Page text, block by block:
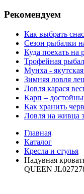
Рекомендуем
Как выбрать
Сезон рыбалки
Куда поехать на
Трофейная
Мунха -
Зимняя ловля
Ловля карася
Карп –
Как хранить
Ловля на живца
Главная
Каталог
Кресла и стулья
Надувная
QUEEN